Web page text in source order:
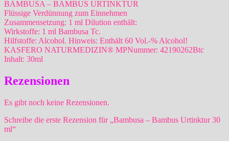
BAMBUSA – BAMBUS URTINKTUR
Flüssige Verdünnung zum Einnehmen
Zusammensetzung: 1 ml Dilution enthält:
Wirkstoffe: 1 ml Bambusa Tc.
Hilfstoffe: Alcohol. Hinweis: Enthält 60 Vol.-% Alcohol!
KASFERO NATURMEDIZIN® MPNummer: 42190262Btc
Inhalt: 30ml
Rezensionen
Es gibt noch keine Rezensionen.
Schreibe die erste Rezension für „Bambusa – Bambus Urtinktur 30
ml“